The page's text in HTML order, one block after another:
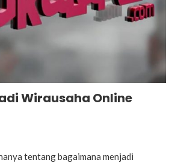
Wirausaha Online
tentang bagaimana menjadi